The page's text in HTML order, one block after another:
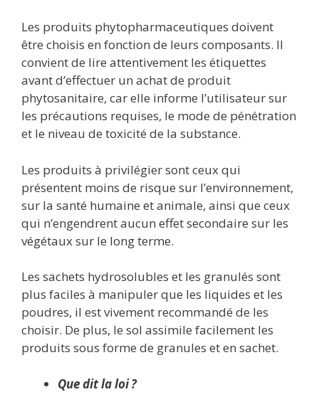
Les produits phytopharmaceutiques doivent
être choisis en fonction de leurs composants. Il
convient de lire attentivement les étiquettes
avant d’effectuer un achat de produit
phytosanitaire, car elle informe l’utilisateur sur
les précautions requises, le mode de pénétration
et le niveau de toxicité de la substance.
Les produits à privilégier sont ceux qui
présentent moins de risque sur l’environnement,
sur la santé humaine et animale, ainsi que ceux
qui n’engendrent aucun effet secondaire sur les
végétaux sur le long terme.
Les sachets hydrosolubles et les granulés sont
plus faciles à manipuler que les liquides et les
poudres, il est vivement recommandé de les
choisir. De plus, le sol assimile facilement les
produits sous forme de granules et en sachet.
Que dit la loi ?